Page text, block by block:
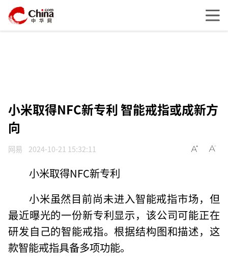
小米取得NFC新专利 智能戒指或成新方
向
网易 2024-10-21 15:32:11
小米取得NFC新专利
小米虽然目前尚未进入智能戒指市场，但
最近曝光的一份新专利显示，该公司可能正在
研发自己的智能戒指。根据结构图和描述，这
款智能戒指具备多项功能。